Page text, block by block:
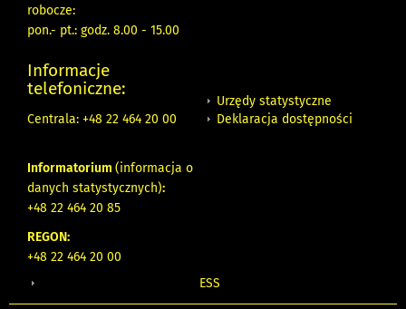
robocze:
pon.- pt.: godz. 8.00 - 15.00
Informacje
telefoniczne:
Centrala: +48 22 464 20 00
Informatorium (informacja o
danych statystycznych):
+48 22 464 20 85
REGON:
+48 22 464 20 00
Urzędy statystyczne
Deklaracja dostępności
ESS